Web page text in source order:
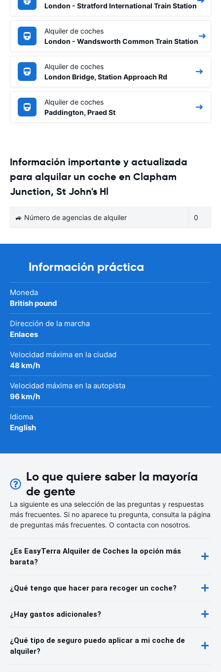
London - Stratford International Train Station
Alquiler de coches
London - Wandsworth Common Train Station
Alquiler de coches
London Bridge, Station Approach Rd
Alquiler de coches
Paddington, Praed St
Información importante y actualizada
para alquilar un coche en Clapham
Junction, St John's Hl
🚙 Número de agencias de alquiler 0
Información práctica
Moneda
British pound
Dirección de la marcha
Enlaces
Velocidad máxima en la ciudad
48 km/h
Velocidad máxima en la autopista
96 km/h
Idioma
English
Lo que quiere saber la mayoría
de gente
La siguiente es una selección de las preguntas y respuestas
más frecuentes. Si no aparece tu pregunta, consulta la página
de preguntas más frecuentes. O contacta con nosotros.
¿Es EasyTerra Alquiler de Coches la opción más
barata?
¿Qué tengo que hacer para recoger un coche?
¿Hay gastos adicionales?
¿Qué tipo de seguro puedo aplicar a mi coche de
alquiler?